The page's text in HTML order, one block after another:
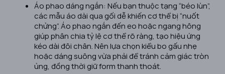
Áo phao dáng ngắn: Nếu bạn thuộc tạng “béo lùn”,
các mẫu áo dài qua gối dễ khiến cơ thể bị “nuốt
chửng”. Áo phao ngắn đến eo hoặc ngang hông
giúp phân chia tỷ lệ cơ thể rõ ràng, tạo hiệu ứng
kéo dài đôi chân. Nên lựa chọn kiểu bo gấu nhẹ
hoặc dáng suông vừa phải để tránh cảm giác tròn
ủng, đồng thời giữ form thanh thoát.